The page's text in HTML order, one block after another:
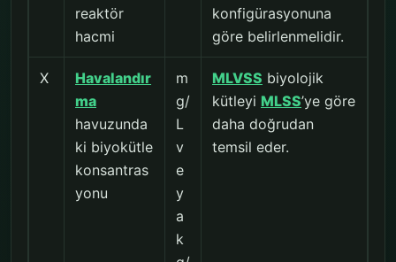
reaktör
hacmi
konfigürasyonuna
göre belirlenmelidir.
X
Havalandır
ma
havuzunda
ki biyokütle
konsantras
yonu
m
g/
L
v
e
y
a
k
MLVSS biyolojik
kütleyi MLSS’ye göre
daha doğrudan
temsil eder.